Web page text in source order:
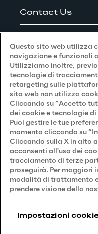
Contact Us
Privacy and
Privacy & Cookie Policy
Privacy Notice
Privacy Notice(Cliente)
Privacy Notice(Fornitore)
Privacy Notice
Accessibilità
Questo sito web utilizza
navigazione e funzionali
Utilizziamo inoltre,
tecnologie di
retargeting sulle
sito web non utilizza
Cliccando su “Accetto
dei cookie e tecnologie
Puoi gestire le tue
momento cliccando su
Cliccando sulla X in alto
acconsenti all'uso dei
tracciamento di terze
proseguirà. Per maggiori
modalità di trattamento
prendere visione della
Impostazioni cookie